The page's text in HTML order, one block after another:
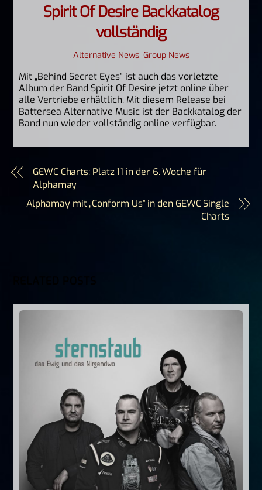
Spirit Of Desire Backkatalog
vollständig
Alternative News, Group News
Mit „Behind Secret Eyes“ ist auch das vorletzte
Album der Band Spirit Of Desire jetzt online über
alle Vertriebe erhältlich. Mit diesem Release bei
Battersea Alternative Music ist der Backkatalog der
Band nun wieder vollständig online verfügbar.
GEWC Charts: Platz 11 in der 6. Woche für
Alphamay
Alphamay mit „Conform Us“ in den GEWC Single
Charts